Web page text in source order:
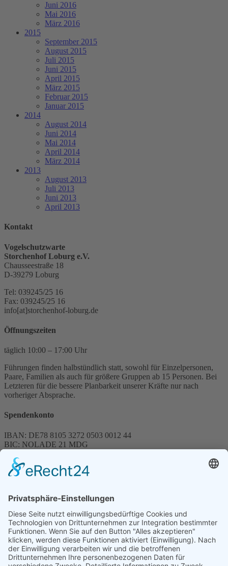
Juni 2016
Mai 2016
März 2016
2015
September 2015
August 2015
Juli 2015
Juni 2015
April 2015
März 2015
Februar 2015
Januar 2015
2014
August 2014
Juni 2014
Mai 2014
April 2014
März 2014
2013
August 2013
Juli 2013
Juni 2013
April 2013
Kontakt
Vogelschutzwarte
Storchenhof Loburg e.V.
Chausseestraße 18
D-39279 Loburg
Tel: 039245/25 16
Fax: 039245/25 16
info[at]storchenhof-loburg.de
Öffnungszeiten
täglich 10:00 – 17:00 Uhr
Führungen finden halbstündlich statt, sowohl für Einzelpersonen,
Paare, Familien als auch für größere Gruppen ab 15 Personen. Bei
Letzteren für die bessere Planbarkeit unserer Kräfte nur nach
vorheriger Absprache.
Spendenkonto
IBAN: DE78 8105 3272 0503 0012 44
BIC: NOLADE 21 MDG
Spenden können steuerlich abgesetzt werden
Förderung
© 1987 – 2025
Storchenhof Loburg e.V.
Alle Rechte vorbehalten.